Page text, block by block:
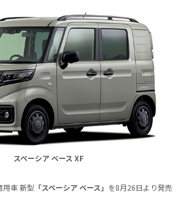
スペーシア ベース XF
用車 新型 「スペーシア ベース」 を8月26日より発売